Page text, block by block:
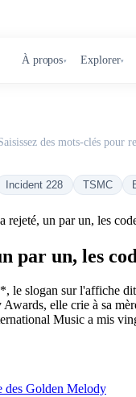
À propos▾ Explorer▾
des mots-clés pour
Incident 228 TSMC
rejeté, un par un, les
par un, les
le slogan sur
elle crie à sa
Music a mis
des Golden Melody